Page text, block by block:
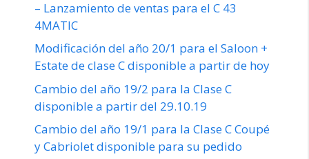
– Lanzamiento de ventas para el C 43
4MATIC
Modificación del año 20/1 para el Saloon +
Estate de clase C disponible a partir de hoy
Cambio del año 19/2 para la Clase C
disponible a partir del 29.10.19
Cambio del año 19/1 para la Clase C Coupé
y Cabriolet disponible para su pedido